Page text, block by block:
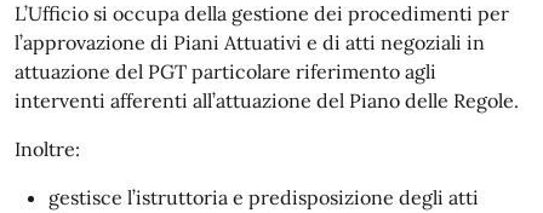
L’Ufficio si occupa della gestione dei procedimenti per
l’approvazione di Piani Attuativi e di atti negoziali in
attuazione del PGT particolare riferimento agli
interventi afferenti all’attuazione del Piano delle Regole.
Inoltre:
gestisce l’istruttoria e predisposizione degli atti